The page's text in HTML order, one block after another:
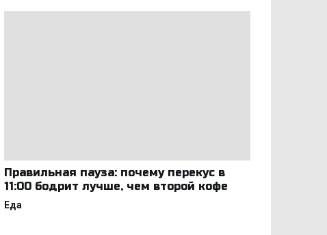
Правильная пауза: почему перекус в
11:00 бодрит лучше, чем второй кофе
Еда